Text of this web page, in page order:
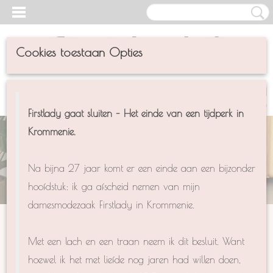
Geen producten
(0)
Welkom in de
Cookies toestaan Opties
Firstlady gaat sluiten – Het einde van een tijdperk in
Krommenie.
Na bijna 27 jaar komt er een einde aan een bijzonder
hoofdstuk: ik ga afscheid nemen van mijn
damesmodezaak Firstlady in Krommenie.
Met een lach en een traan neem ik dit besluit. Want
hoewel ik het met liefde nog jaren had willen doen,